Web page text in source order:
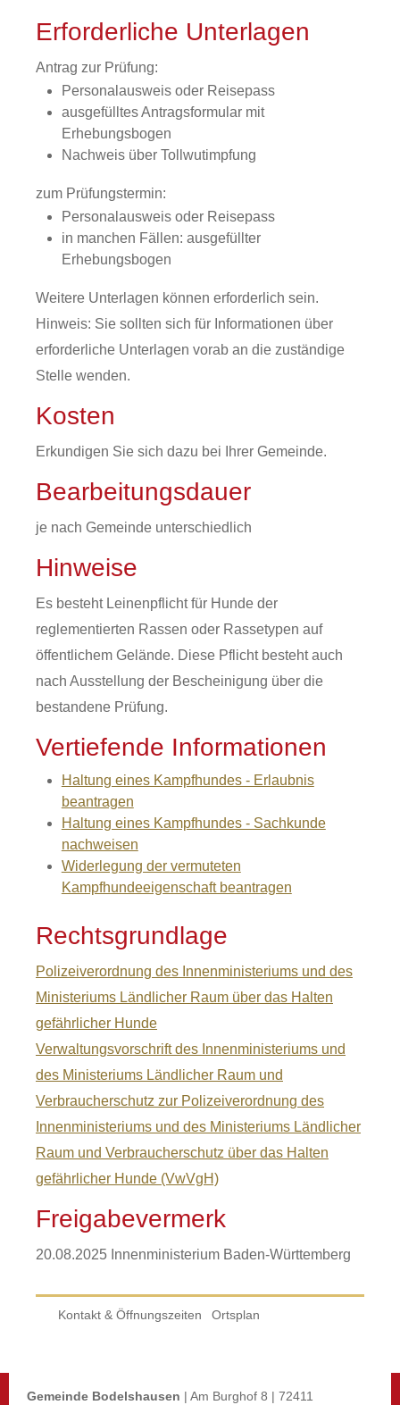
Erforderliche Unterlagen
Antrag zur Prüfung:
Personalausweis oder Reisepass
ausgefülltes Antragsformular mit
Erhebungsbogen
Nachweis über Tollwutimpfung
zum Prüfungstermin:
Personalausweis oder Reisepass
in manchen Fällen: ausgefüllter
Erhebungsbogen
Weitere Unterlagen können erforderlich sein.
Hinweis: Sie sollten sich für Informationen über
erforderliche Unterlagen vorab an die zuständige
Stelle wenden.
Kosten
Erkundigen Sie sich dazu bei Ihrer Gemeinde.
Bearbeitungsdauer
je nach Gemeinde unterschiedlich
Hinweise
Es besteht Leinenpflicht für Hunde der
reglementierten Rassen oder Rassetypen auf
öffentlichem Gelände. Diese Pflicht besteht auch
nach Ausstellung der Bescheinigung über die
bestandene Prüfung.
Vertiefende Informationen
Haltung eines Kampfhundes - Erlaubnis
beantragen
Haltung eines Kampfhundes - Sachkunde
nachweisen
Widerlegung der vermuteten
Kampfhundeeigenschaft beantragen
Rechtsgrundlage
Polizeiverordnung des Innenministeriums und des
Ministeriums Ländlicher Raum über das Halten
gefährlicher Hunde
Verwaltungsvorschrift des Innenministeriums und
des Ministeriums Ländlicher Raum und
Verbraucherschutz zur Polizeiverordnung des
Innenministeriums und des Ministeriums Ländlicher
Raum und Verbraucherschutz über das Halten
gefährlicher Hunde (VwVgH)
Freigabevermerk
20.08.2025 Innenministerium Baden-Württemberg
Kontakt & Öffnungszeiten Ortsplan
Gemeinde Bodelshausen | Am Burghof 8 | 72411